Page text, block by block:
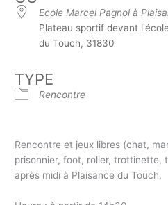
Ecole Marcel Pagnol à
Plateau sportif devant
du Touch, 31830
TYPE
Rencontre
Rencontre et jeux libres (chat,
prisonnier, foot, roller, trottinette,
après midi à Plaisance du Touch.